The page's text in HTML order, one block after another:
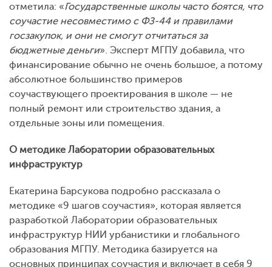
отметила: «Государственные школы часто боятся, что
соучастие несовместимо с ФЗ-44 и правилами
госзакупок, и они не смогут отчитаться за
бюджетные деньги». Эксперт МГПУ добавила, что
финансирование обычно не очень большое, а потому
абсолютное большинство примеров
соучаствующего проектирования в школе — не
полный ремонт или строительство здания, а
отдельные зоны или помещения.
О методике Лаборатории образовательных
инфраструктур
Екатерина Барсукова подробно рассказала о
методике «9 шагов соучастия», которая является
разработкой Лаборатории образовательных
инфраструктур НИИ урбанистики и глобального
образования МГПУ. Методика базируется на
основных принципах соучастия и включает в себя 9